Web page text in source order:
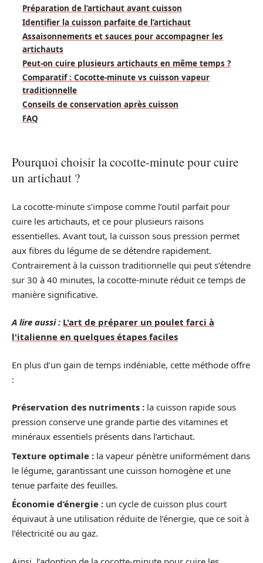
Préparation de l’artichaut avant cuisson
Identifier la cuisson parfaite de l’artichaut
Assaisonnements et sauces pour accompagner les
artichauts
Peut-on cuire plusieurs artichauts en même temps ?
Comparatif : Cocotte-minute vs cuisson vapeur
traditionnelle
Conseils de conservation après cuisson
FAQ
Pourquoi choisir la cocotte-minute pour cuire
un artichaut ?
La cocotte-minute s’impose comme l’outil parfait pour
cuire les artichauts, et ce pour plusieurs raisons
essentielles. Avant tout, la cuisson sous pression permet
aux fibres du légume de se détendre rapidement.
Contrairement à la cuisson traditionnelle qui peut s’étendre
sur 30 à 40 minutes, la cocotte-minute réduit ce temps de
manière significative.
A lire aussi : L'art de préparer un poulet farci à
l'italienne en quelques étapes faciles
En plus d’un gain de temps indéniable, cette méthode offre
:
Préservation des nutriments : la cuisson rapide sous
pression conserve une grande partie des vitamines et
minéraux essentiels présents dans l’artichaut.
Texture optimale : la vapeur pénètre uniformément dans
le légume, garantissant une cuisson homogène et une
tenue parfaite des feuilles.
Économie d’énergie : un cycle de cuisson plus court
équivaut à une utilisation réduite de l’énergie, que ce soit à
l’électricité ou au gaz.